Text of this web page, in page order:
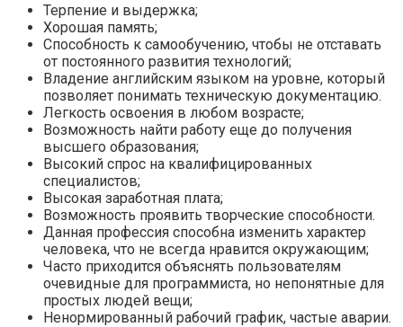
Терпение и выдержка;
Хорошая память;
Способность к самообучению, чтобы не отставать
от постоянного развития технологий;
Владение английским языком на уровне, который
позволяет понимать техническую документацию.
Легкость освоения в любом возрасте;
Возможность найти работу еще до получения
высшего образования;
Высокий спрос на квалифицированных
специалистов;
Высокая заработная плата;
Возможность проявить творческие способности.
Данная профессия способна изменить характер
человека, что не всегда нравится окружающим;
Часто приходится объяснять пользователям
очевидные для программиста, но непонятные для
простых людей вещи;
Ненормированный рабочий график, частые аварии.